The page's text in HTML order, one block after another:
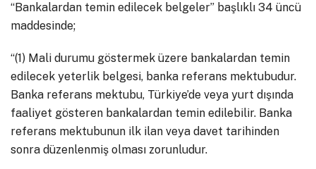
“Bankalardan temin edilecek belgeler” başlıklı 34 üncü
maddesinde;
“(1) Mali durumu göstermek üzere bankalardan temin
edilecek yeterlik belgesi, banka referans mektubudur.
Banka referans mektubu, Türkiye’de veya yurt dışında
faaliyet gösteren bankalardan temin edilebilir. Banka
referans mektubunun ilk ilan veya davet tarihinden
sonra düzenlenmiş olması zorunludur.